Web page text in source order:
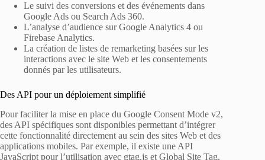
Le suivi des conversions et des événements dans
Google Ads ou Search Ads 360.
L’analyse d’audience sur Google Analytics 4 ou
Firebase Analytics.
La création de listes de remarketing basées sur les
interactions avec le site Web et les consentements
donnés par les utilisateurs.
Des API pour un déploiement simplifié
Pour faciliter la mise en place du Google Consent Mode v2,
des API spécifiques sont disponibles permettant d’intégrer
cette fonctionnalité directement au sein des sites Web et des
applications mobiles. Par exemple, il existe une API
JavaScript pour l’utilisation avec gtag.js et Global Site Tag,